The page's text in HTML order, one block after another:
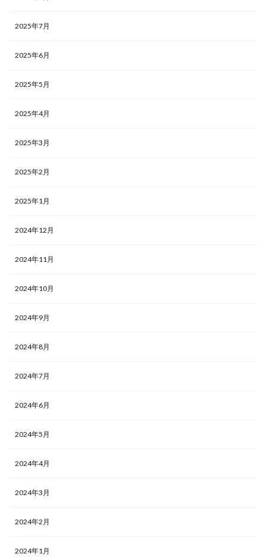
2025年7月
2025年6月
2025年5月
2025年4月
2025年3月
2025年2月
2025年1月
2024年12月
2024年11月
2024年10月
2024年9月
2024年8月
2024年7月
2024年6月
2024年5月
2024年4月
2024年3月
2024年2月
2024年1月